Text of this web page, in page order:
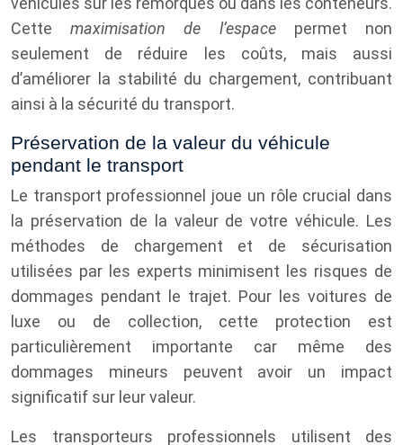
Cettemaximisation de l’espace permet non
seulement de réduire les coûts, mais aussi
d’améliorer la stabilité du chargement, contribuant
ainsi à la sécurité du transport.
Préservation de la valeur du véhicule
pendant le transport
Le transport professionnel joue un rôle crucial dans
la préservation de la valeur de votre véhicule. Les
méthodes de chargement et de sécurisation
utilisées par les experts minimisent les risques de
dommages pendant le trajet. Pour les voitures de
luxe ou de collection, cette protection est
particulièrement importante car même des
dommages mineurs peuvent avoir un impact
significatif sur leur valeur.
Les transporteurs professionnels utilisent des